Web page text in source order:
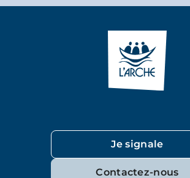
Je signale
Contactez-nous